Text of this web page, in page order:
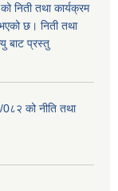
निती तथा कार्यक्रम
छ। निती तथा
बाट प्रस्तु
को नीति तथा